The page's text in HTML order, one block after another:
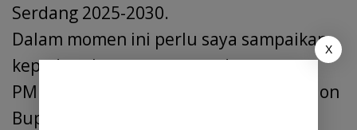
Serdang 2025-2030.
Dalam momen ini perlu saya sampaikan
kepada selurus pengurus dan anggota
PM Tabagsel, bahwa ada salah satu calon
Bupati no urut 2 yaitu dr.H.Asri Ludin
X